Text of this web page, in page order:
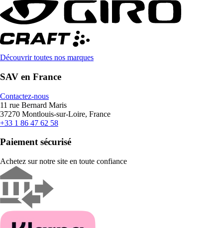
Découvrir toutes nos marques
SAV en France
Contactez-nous
11 rue Bernard Maris
37270 Montlouis-sur-Loire, France
+33 1 86 47 62 58
Paiement sécurisé
Achetez sur notre site en toute confiance